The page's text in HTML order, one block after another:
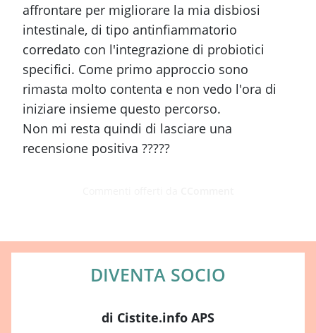
affrontare per migliorare la mia disbiosi
intestinale, di tipo antinfiammatorio
corredato con l'integrazione di probiotici
specifici. Come primo approccio sono
rimasta molto contenta e non vedo l'ora di
iniziare insieme questo percorso.
Non mi resta quindi di lasciare una
recensione positiva ?????
DIVENTA SOCIO
di Cistite.info APS